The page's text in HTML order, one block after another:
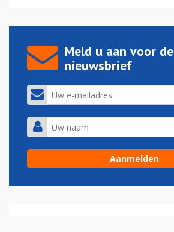
Meld u aan voor de
nieuwsbrief